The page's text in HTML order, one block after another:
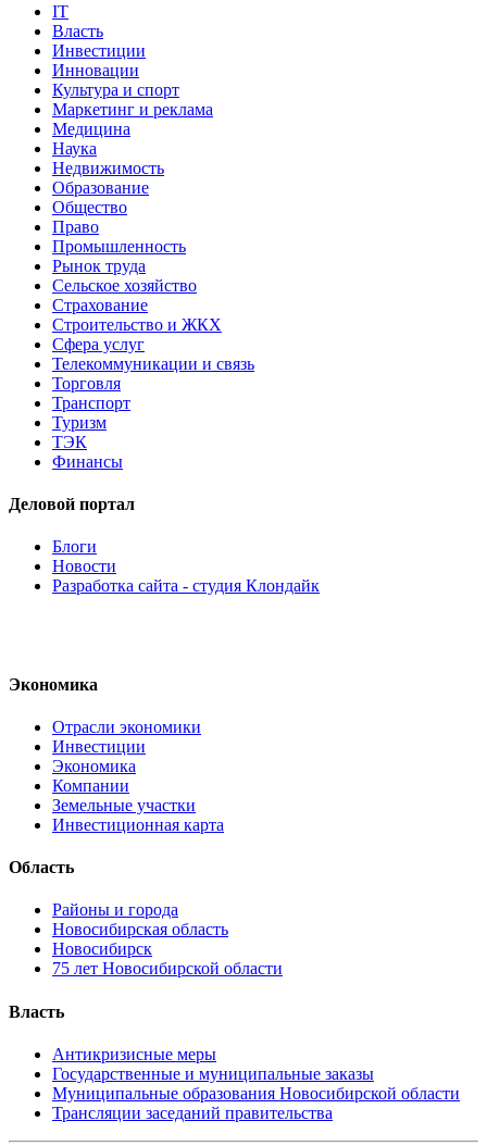
IT
Власть
Инвестиции
Инновации
Культура и спорт
Маркетинг и реклама
Медицина
Наука
Недвижимость
Образование
Общество
Право
Промышленность
Рынок труда
Сельское хозяйство
Страхование
Строительство и ЖКХ
Сфера услуг
Телекоммуникации и связь
Торговля
Транспорт
Туризм
ТЭК
Финансы
Деловой портал
Блоги
Новости
Разработка сайта - студия Клондайк
Экономика
Отрасли экономики
Инвестиции
Экономика
Компании
Земельные участки
Инвестиционная карта
Область
Районы и города
Новосибирская область
Новосибирск
75 лет Новосибирской области
Власть
Антикризисные меры
Государственные и муниципальные заказы
Муниципальные образования Новосибирской области
Трансляции заседаний правительства